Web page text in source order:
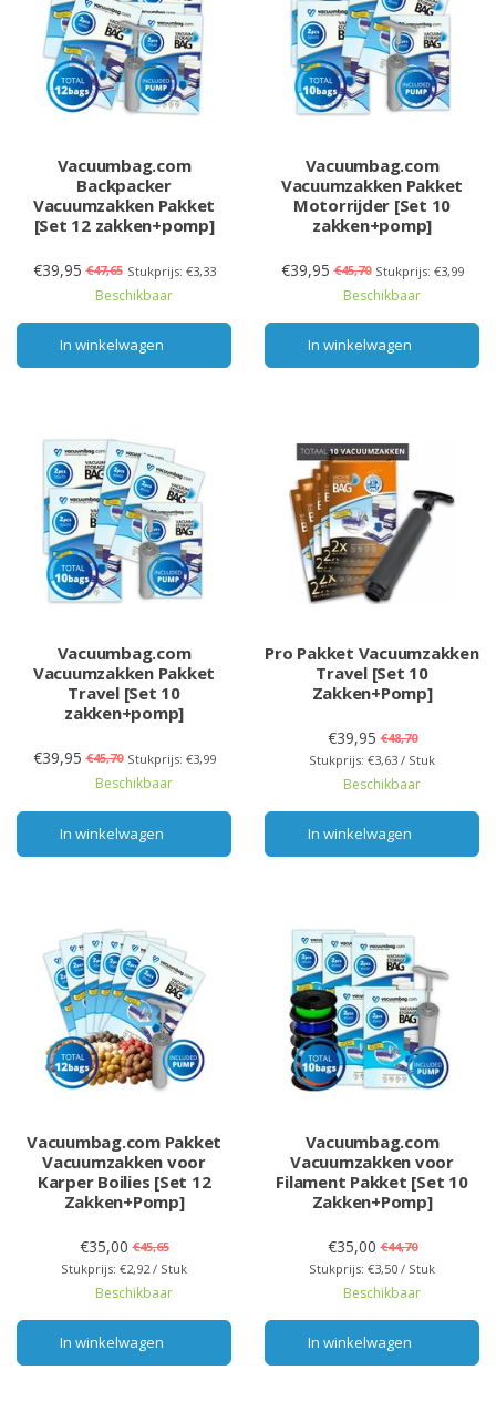
Vacuumbag.com
Backpacker
Vacuumzakken Pakket
[Set 12 zakken+pomp]
€39,95 €47,65 Stukprijs: €3,33
Beschikbaar
In winkelwagen
Vacuumbag.com
Vacuumzakken Pakket
Motorrijder [Set 10
zakken+pomp]
€39,95 €45,70 Stukprijs: €3,99
Beschikbaar
In winkelwagen
Vacuumbag.com
Vacuumzakken Pakket
Travel [Set 10
zakken+pomp]
€39,95 €45,70 Stukprijs: €3,99
Beschikbaar
In winkelwagen
Pro Pakket Vacuumzakken
Travel [Set 10
Zakken+Pomp]
€39,95 €48,70
Stukprijs: €3,63 / Stuk
Beschikbaar
In winkelwagen
Vacuumbag.com Pakket
Vacuumzakken voor
Karper Boilies [Set 12
Zakken+Pomp]
€35,00 €45,65
Stukprijs: €2,92 / Stuk
Beschikbaar
In winkelwagen
Vacuumbag.com
Vacuumzakken voor
Filament Pakket [Set 10
Zakken+Pomp]
€35,00 €44,70
Stukprijs: €3,50 / Stuk
Beschikbaar
In winkelwagen